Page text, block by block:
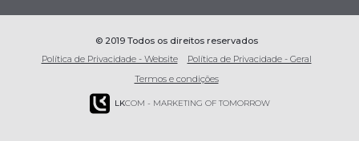
© 2019 Todos os direitos reservados
Política de Privacidade - Website
Política de Privacidade - Geral
Termos e condições
LKCOM - MARKETING OF TOMORROW